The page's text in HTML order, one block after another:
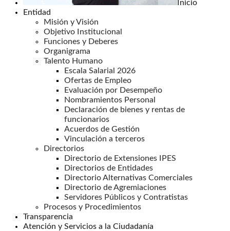
Inicio
Entidad
Misión y Visión
Objetivo Institucional
Funciones y Deberes
Organigrama
Talento Humano
Escala Salarial 2026
Ofertas de Empleo
Evaluación por Desempeño
Nombramientos Personal
Declaración de bienes y rentas de
funcionarios
Acuerdos de Gestión
Vinculación a terceros
Directorios
Directorio de Extensiones IPES
Directorios de Entidades
Directorio Alternativas Comerciales
Directorio de Agremiaciones
Servidores Públicos y Contratistas
Procesos y Procedimientos
Transparencia
Atención y Servicios a la Ciudadanía